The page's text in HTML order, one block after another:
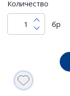
Количество
бр